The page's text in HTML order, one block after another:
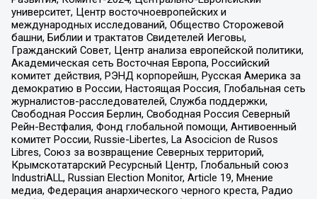
университет, Центр восточноевропейских и
международных исследований, Общество Сторожевой
башни, Библии и трактатов Свидетелей Иеговы,
Гражданский Совет, Центр анализа европейской политики,
Академическая сеть Восточная Европа, Российский
комитет действия, РЭНД корпорейшн, Русская Америка за
демократию в России, Настоящая Россия, Глобальная сеть
журналистов-расследователей, Служба поддержки,
Свободная Россия Берлин, Свободная Россия Северный
Рейн-Вестфалия, Фонд глобальной помощи, Антивоенный
комитет России, Russie-Libertes, La Asocicion de Rusos
Libres, Союз за возвращение Северных территорий,
Крымскотатарский Ресурсный Центр, Глобальный союз
IndustriALL, Russian Election Monitor, Article 19, Мнение
медиа, Федерация анархического черного креста, Радио